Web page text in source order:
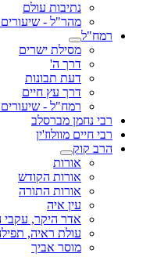
נתיבות עולם
מהר"ל - שיעורים
רמח"ל
מסילת ישרים
דרך ה'
דעת תבונות
דרך עץ חיים
רמח"ל - שיעורים
רבי נחמן מברסלב
רבי חיים מוולוז'ין
הרב קוק
אורות
אורות הקודש
אורות התורה
עין איה
אדר היקר, עקבי
עולת ראיה,
מוסר אביך